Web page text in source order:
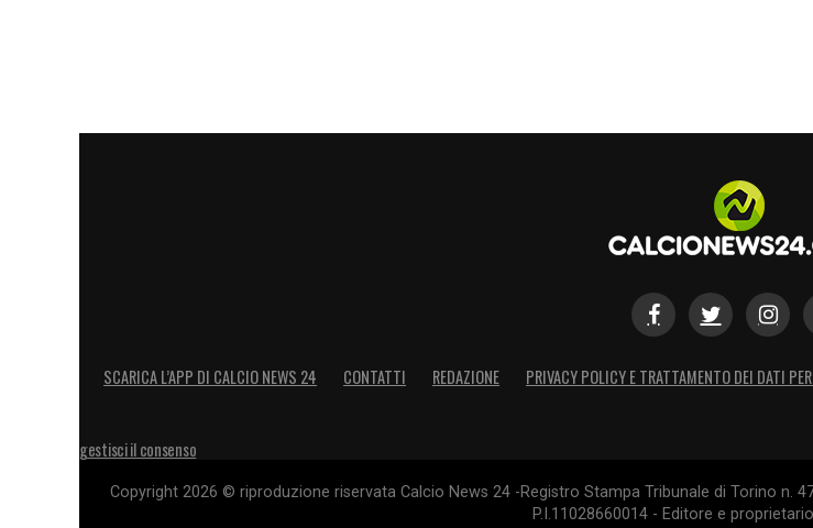
SCARICA L’APP DI CALCIO NEWS 24 CONTATTI REDAZIONE PRIVACY POLICY E TRATTAMENTO DEI DATI
gestisci il consenso
Copyright 2026 © riproduzione riservata Calcio News 24 -Registro Stampa Tribunale di Torino n.
P.I.11028660014 - Editore e